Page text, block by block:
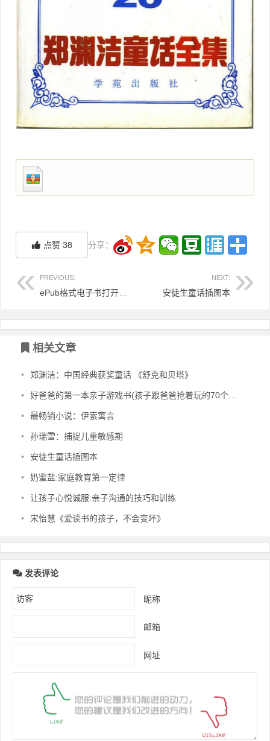
点赞 38 分享：
PREVIOUS: NEXT:
安徒生童话插图本
相关文章
• 郑渊洁：中国经典获奖童话 《舒克和贝塔》
• 好爸爸的第一本亲子游戏书(孩子跟爸爸抢着玩的70个游戏)
• 最畅销小说：伊索寓言
• 孙瑞雪：捕捉儿童敏感期
• 安徒生童话插图本
• 奶蜜盐:家庭教育第一定律
• 让孩子心悦诚服:亲子沟通的技巧和训练
• 宋怡慧《爱读书的孩子，不会变坏》
发表评论
昵称
邮箱
网址